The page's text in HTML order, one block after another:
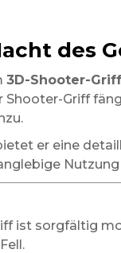
des
3D-Shooter-
Shooter-Griff
er eine
ist sorgfältig